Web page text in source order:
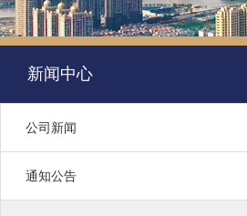
新闻中心
公司新闻
通知公告